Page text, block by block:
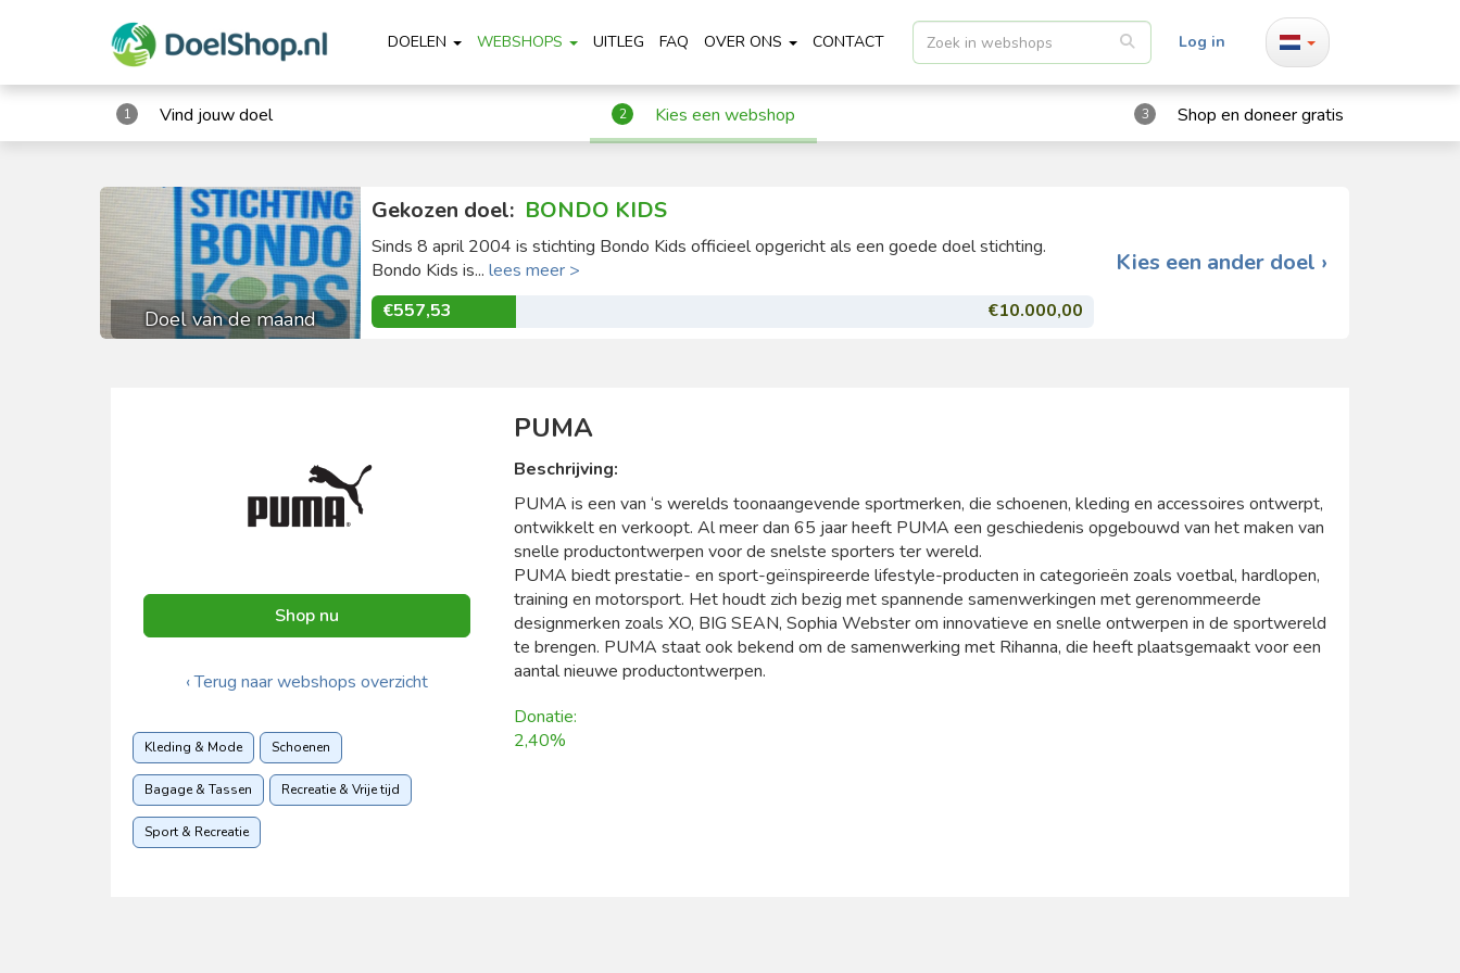
DOELEN WEBSHOPS UITLEG FAQ OVER ONS CONTACT Log in
1 Vind jouw doel 2 Kies een webshop 3 Shop en doneer gratis
Doel van de maand
Gekozen doel: BONDO KIDS
Sinds 8 april 2004 is stichting Bondo Kids officieel opgericht als een goede doel stichting.
Bondo Kids is... lees meer >
€557,53
€10.000,00
Kies een ander doel ›
Shop nu
‹ Terug naar webshops overzicht
Kleding & Mode Schoenen
Bagage & Tassen Recreatie & Vrije tijd
Sport & Recreatie
PUMA
Beschrijving:
PUMA is een van ‘s werelds toonaangevende sportmerken, die schoenen, kleding en accessoires ontwerpt,
ontwikkelt en verkoopt. Al meer dan 65 jaar heeft PUMA een geschiedenis opgebouwd van het maken van
snelle productontwerpen voor de snelste sporters ter wereld.
PUMA biedt prestatie- en sport-geïnspireerde lifestyle-producten in categorieën zoals voetbal, hardlopen,
training en motorsport. Het houdt zich bezig met spannende samenwerkingen met gerenommeerde
designmerken zoals XO, BIG SEAN, Sophia Webster om innovatieve en snelle ontwerpen in de sportwereld
te brengen. PUMA staat ook bekend om de samenwerking met Rihanna, die heeft plaatsgemaakt voor een
aantal nieuwe productontwerpen.
Donatie:
2,40%